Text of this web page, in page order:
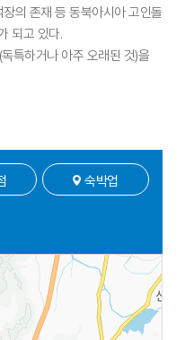
의 존재 등 동북아시아 고인돌
되고 있다.
특하거나 아주 오래된 것)을
숙박업